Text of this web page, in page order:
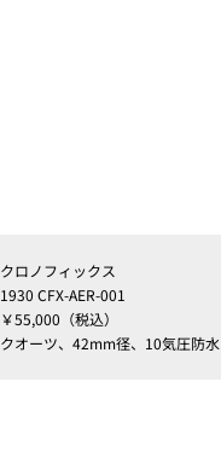
クロノフィックス
1930 CFX-AER-001
￥55,000（税込）
クオーツ、42mm径、10気圧防水